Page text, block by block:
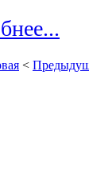
<